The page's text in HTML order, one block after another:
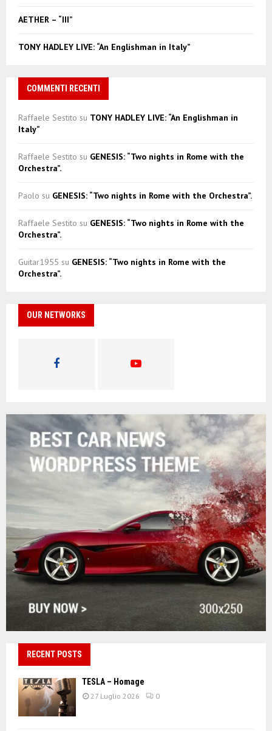
AETHER – “III”
TONY HADLEY LIVE: “An Englishman in Italy”
COMMENTI RECENTI
Raffaele Sestito su TONY HADLEY LIVE: “An Englishman in
Italy”
Raffaele Sestito su GENESIS: “Two nights in Rome with the
Orchestra”.
Paolo su GENESIS: “Two nights in Rome with the Orchestra”.
Raffaele Sestito su GENESIS: “Two nights in Rome with the
Orchestra”.
Guitar1955 su GENESIS: “Two nights in Rome with the
Orchestra”.
OUR NETWORKS
RECENT POSTS
TESLA – Homage
27 Luglio 2026 0